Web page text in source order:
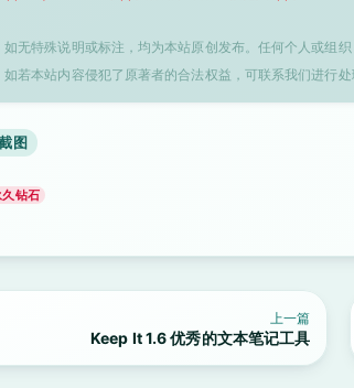
无特殊说明或标注，均为本站原创发布。任何个人或组
若本站内容侵犯了原著者的合法权益，可联系我们进行处
图
久钻石
上一篇
Keep It 1.6 优秀的文本笔记工具